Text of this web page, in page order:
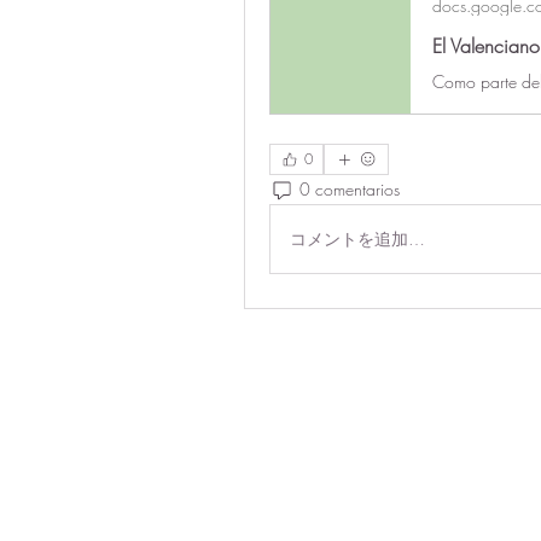
El
0
0 comentarios
コメントを追加…